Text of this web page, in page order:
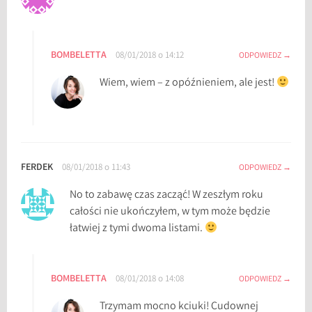
z
a
z
y
t
n
BOMBELETTA 08/01/2018 o 14:12 ODPOWIEDZ
Wiem, wiem – z opóźnieniem, ale jest!
FERDEK 08/01/2018 o 11:43 ODPOWIEDZ
No to zabawę czas zacząć! W zeszłym roku
całości nie ukończyłem, w tym może będzie
łatwiej z tymi dwoma listami.
BOMBELETTA 08/01/2018 o 14:08 ODPOWIEDZ
Trzymam mocno kciuki! Cudownej